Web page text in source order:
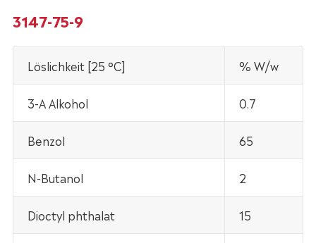
3147-75-9
Löslichkeit [25 °C] % W/w
3-A Alkohol 0.7
Benzol 65
N-Butanol 2
Dioctyl phthalat 15